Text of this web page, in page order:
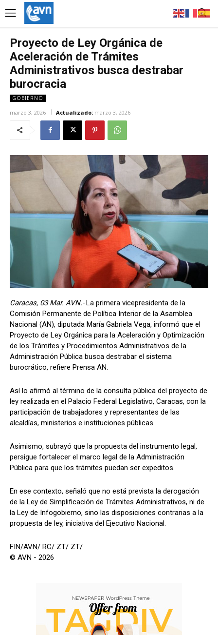
Proyecto de Ley Orgánica de
Aceleración de Trámites
Administrativos busca destrabar
burocracia
GOBIERNO
marzo 3, 2026 Actualizado: marzo 3, 2026
Caracas, 03 Mar. AVN.-La primera vicepresidenta de la
Comisión Permanente de Política Interior de la Asamblea
Nacional (AN), diputada María Gabriela Vega, informó que el
Proyecto de Ley Orgánica para la Aceleración y Optimización
de los Trámites y Procedimientos Administrativos de la
Administración Pública busca destrabar el sistema
burocrático, refiere Prensa AN.
Así lo afirmó al término de la consulta pública del proyecto de
ley realizada en el Palacio Federal Legislativo, Caracas, con la
participación de trabajadores y representantes de las
alcaldías, ministerios e instituciones públicas.
Asimismo, subrayó que la propuesta del instrumento legal,
persigue fortalecer el marco legal de la Administración
Pública para que los trámites puedan ser expeditos.
En ese contexto, señaló que no está prevista la derogación
de la Ley de Simplificación de Trámites Administrativos, ni de
la Ley de Infogobierno, sino las disposiciones contrarias a la
propuesta de ley, iniciativa del Ejecutivo Nacional.
FIN/AVN/ RC/ ZT/ ZT/
© AVN - 2026